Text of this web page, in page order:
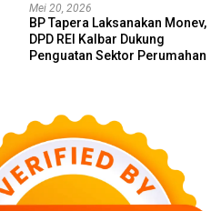
Mei 20, 2026
BP Tapera Laksanakan Monev,
DPD REI Kalbar Dukung
Penguatan Sektor Perumahan